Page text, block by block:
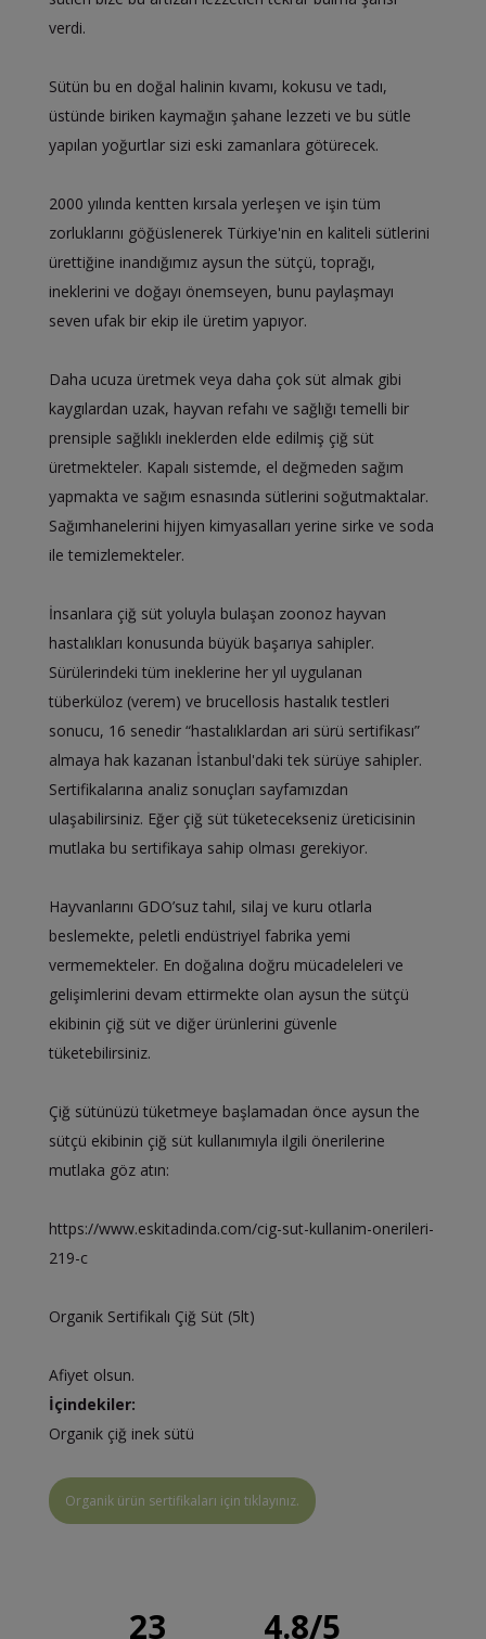
verdi.
Sütün bu en doğal halinin kıvamı, kokusu ve tadı,
üstünde biriken kaymağın şahane lezzeti ve bu sütle
yapılan yoğurtlar sizi eski zamanlara götürecek.
2000 yılında kentten kırsala yerleşen ve işin tüm
zorluklarını göğüslenerek Türkiye'nin en kaliteli sütlerini
ürettiğine inandığımız aysun the sütçü, toprağı,
ineklerini ve doğayı önemseyen, bunu paylaşmayı
seven ufak bir ekip ile üretim yapıyor.
Daha ucuza üretmek veya daha çok süt almak gibi
kaygılardan uzak, hayvan refahı ve sağlığı temelli bir
prensiple sağlıklı ineklerden elde edilmiş çiğ süt
üretmekteler. Kapalı sistemde, el değmeden sağım
yapmakta ve sağım esnasında sütlerini soğutmaktalar.
Sağımhanelerini hijyen kimyasalları yerine sirke ve soda
ile temizlemekteler.
İnsanlara çiğ süt yoluyla bulaşan zoonoz hayvan
hastalıkları konusunda büyük başarıya sahipler.
Sürülerindeki tüm ineklerine her yıl uygulanan
tüberküloz (verem) ve brucellosis hastalık testleri
sonucu, 16 senedir “hastalıklardan ari sürü sertifikası”
almaya hak kazanan İstanbul'daki tek sürüye sahipler.
Sertifikalarına analiz sonuçları sayfamızdan
ulaşabilirsiniz. Eğer çiğ süt tüketecekseniz üreticisinin
mutlaka bu sertifikaya sahip olması gerekiyor.
Hayvanlarını GDO’suz tahıl, silaj ve kuru otlarla
beslemekte, peletli endüstriyel fabrika yemi
vermemekteler. En doğalına doğru mücadeleleri ve
gelişimlerini devam ettirmekte olan aysun the sütçü
ekibinin çiğ süt ve diğer ürünlerini güvenle
tüketebilirsiniz.
Çiğ sütünüzü tüketmeye başlamadan önce aysun the
sütçü ekibinin çiğ süt kullanımıyla ilgili önerilerine
mutlaka göz atın:
https://www.eskitadinda.com/cig-sut-kullanim-onerileri-
219-c
Organik Sertifikalı Çiğ Süt (5lt)
Afiyet olsun.
İçindekiler:
Organik çiğ inek sütü
Organik ürün sertifikaları için tıklayınız.
23 4.8/5